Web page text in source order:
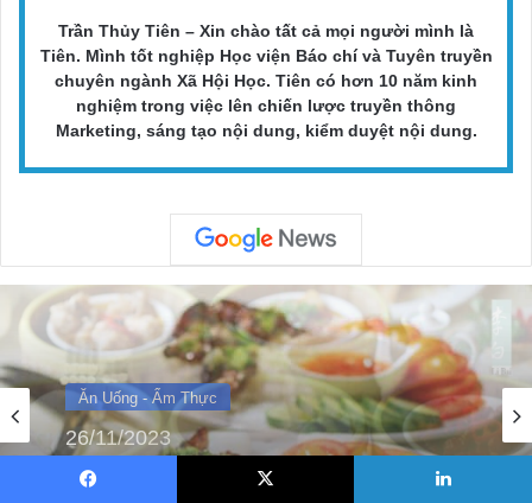
Trần Thủy Tiên – Xin chào tất cả mọi người mình là
Tiên. Mình tốt nghiệp Học viện Báo chí và Tuyên truyền
chuyên ngành Xã Hội Học. Tiên có hơn 10 năm kinh
nghiệm trong việc lên chiến lược truyền thông
Marketing, sáng tạo nội dung, kiểm duyệt nội dung.
Ăn Uống - Ẩm Thực
30/12/2022
Ngây Tại TP.HCM